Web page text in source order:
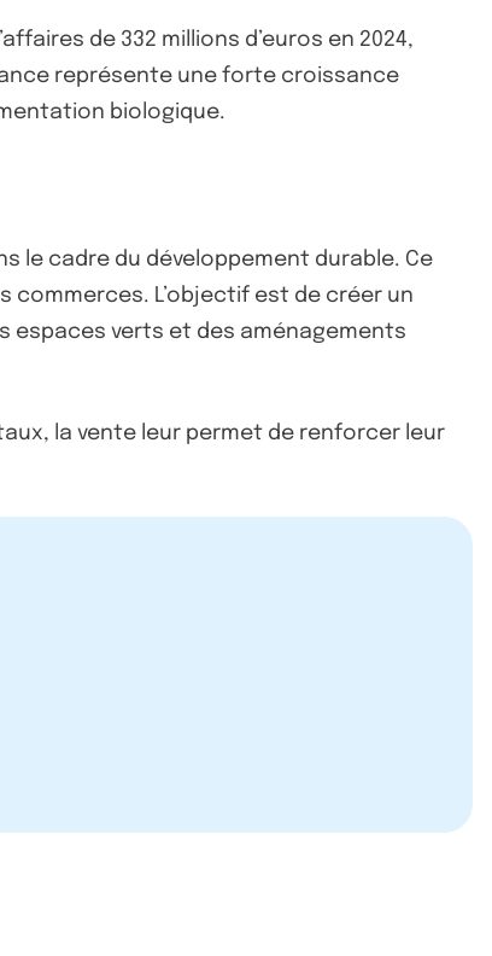
de 332 millions d’euros en 2024,
représente une forte croissance
biologique.
le cadre du développement durable. Ce
commerces. L’objectif est de créer un
espaces verts et des aménagements
la vente leur permet de renforcer leur